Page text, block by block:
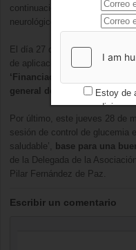
continuación una conferencia
neurológicos’ a cargo de la
El día 27 de mayo, en otra
de aplicación de la Ley de
‘Financiación privada de la
general del Gruto Renta
Por último, este jueves 28 de
sesión de control de glucemia
saludable’,
base para una
de la Delegada de la
Pilar Fernández de Paz.
Escribir un comentario
Estoy de
condiciones